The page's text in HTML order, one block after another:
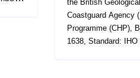
the British
Coastguard Agency
Programme (CHP),
1638, Standard: